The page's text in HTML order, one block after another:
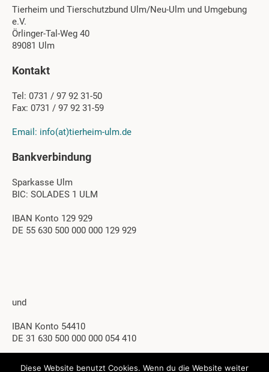
Tierheim und Tierschutzbund Ulm/Neu-Ulm und Umgebung
e.V.
Örlinger-Tal-Weg 40
89081 Ulm
Kontakt
Tel: 0731 / 97 92 31-50
Fax: 0731 / 97 92 31-59
Email: info(at)tierheim-ulm.de
Bankverbindung
Sparkasse Ulm
BIC: SOLADES 1 ULM
IBAN Konto 129 929
DE 55 630 500 000 000 129 929
und
IBAN Konto 54410
DE 31 630 500 000 000 054 410
Diese Website benutzt Cookies. Wenn du die Website weiter